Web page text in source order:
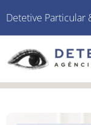
Detetive Particular